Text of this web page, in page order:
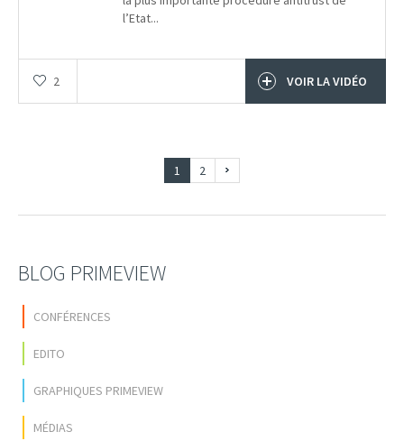
l’Etat...
2 VOIR LA VIDÉO
1 2
BLOG PRIMEVIEW
CONFÉRENCES
EDITO
GRAPHIQUES PRIMEVIEW
MÉDIAS